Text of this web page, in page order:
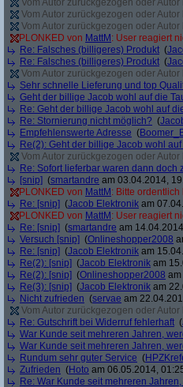
Vom Autor zurückgezogen oder
Vom Autor zurückgezogen oder
Vom Autor zurückgezogen oder
PLONKED von MattM : User reagiert
Re: Falsches (billigeres) Produkt (
Re: Falsches (billigeres) Produkt (
Vom Autor zurückgezogen oder
Sehr schnelle Lieferung und top
Geht der billige Jacob wohl auf die
Re: Geht der billige Jacob wohl auf
Re: Stornierung nicht möglich? (
Empfehlenswerte Adresse (
Re(2): Geht der billige Jacob wohl
Vom Autor zurückgezogen oder
Re: Sofort lieferbar waren dann doch
[snip] (smartandre am 03.04.2014,
PLONKED von MattM : Bitte ordentlich
Re: [snip] (Jacob Elektronik am
PLONKED von MattM : User reagiert
Re: [snip] (smartandre am
Versuch [snip] (Onlineshopper2008
Re: [snip] (Jacob Elektronik am
Re(2): [snip] (Jacob Elektronik am
Re(2): [snip] (Onlineshopper2008
Re(3): [snip] (Jacob Elektronik am
Nicht zufrieden (servae am
Vom Autor zurückgezogen oder
Re: Gutschrift bei Widerruf fehlerhaft (
War Kunde seit mehreren Jahren,
War Kunde seit mehreren Jahren,
Rundum sehr guter Service (
Zufrieden (Hoto am 06.05.2014,
Re: War Kunde seit mehreren